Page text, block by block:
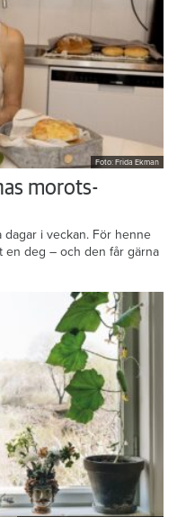
Foto: Frida Ekman
morots-
dagar i veckan. För henne
en deg – och den får gärna